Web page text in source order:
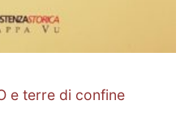
e terre di confine